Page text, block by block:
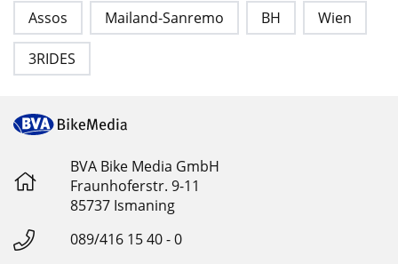
Assos Mailand-Sanremo BH Wien
3RIDES
BVA Bike Media GmbH
Fraunhoferstr. 9-11
85737 Ismaning
089/416 15 40 - 0